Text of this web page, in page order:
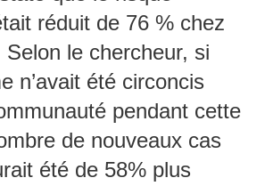
réduit de 76 % chez
le chercheur, si
n’avait été circoncis
pendant cette
de nouveaux cas
été de 58% plus